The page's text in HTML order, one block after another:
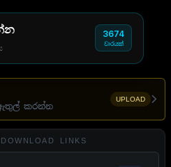
3674
වාරයක්
කරන්න
UPLOAD
LINKS